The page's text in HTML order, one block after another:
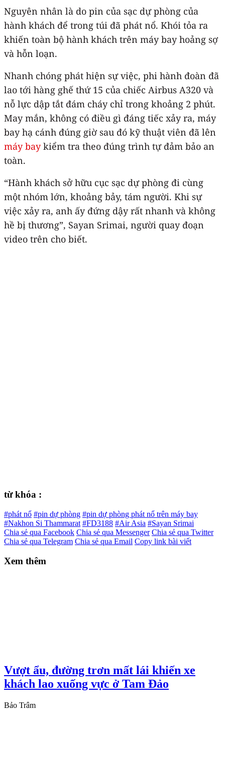
Nguyên nhân là do pin của sạc dự phòng của
hành khách để trong túi đã phát nổ. Khói tỏa ra
khiến toàn bộ hành khách trên máy bay hoảng sợ
và hỗn loạn.
Nhanh chóng phát hiện sự việc, phi hành đoàn đã
lao tới hàng ghế thứ 15 của chiếc Airbus A320 và
nỗ lực dập tắt đám cháy chỉ trong khoảng 2 phút.
May mắn, không có điều gì đáng tiếc xảy ra, máy
bay hạ cánh đúng giờ sau đó kỹ thuật viên đã lên
máy baykiểm tra theo đúng trình tự đảm bảo an
toàn.
“Hành khách sở hữu cục sạc dự phòng đi cùng
một nhóm lớn, khoảng bảy, tám người. Khi sự
việc xảy ra, anh ấy đứng dậy rất nhanh và không
hề bị thương”, Sayan Srimai, người quay đoạn
video trên cho biết.
từ khóa :
#phát nổ #pin dự phòng #pin dự phòng phát nổ trên máy bay
#Nakhon Si Thammarat #FD3188 #Air Asia #Sayan Srimai
Chia sẻ qua Facebook Chia sẻ qua Messenger Chia sẻ qua Twitter
Chia sẻ qua Telegram Chia sẻ qua Email Copy link bài viết
Xem thêm
Vượt ẩu, đường trơn mất lái khiến xe
khách lao xuống vực ở Tam Đảo
Bảo Trâm